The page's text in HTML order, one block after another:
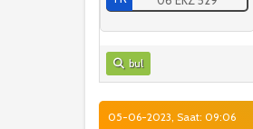
bul
05-06-2023, Saat: 09:06